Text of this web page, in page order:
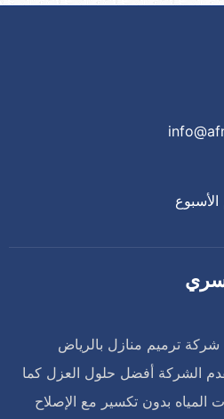
ترميم منازل بالرياض
الشركة أفضل حلول العزل كما
بدون تكسير مع الإصلاح